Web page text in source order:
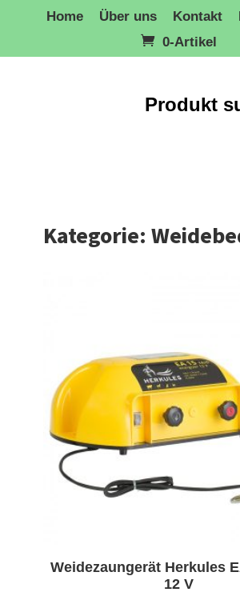
Home Über uns Kontakt
0-Artikel
Kategorie:
Weidezaungerät Herkules
12 V